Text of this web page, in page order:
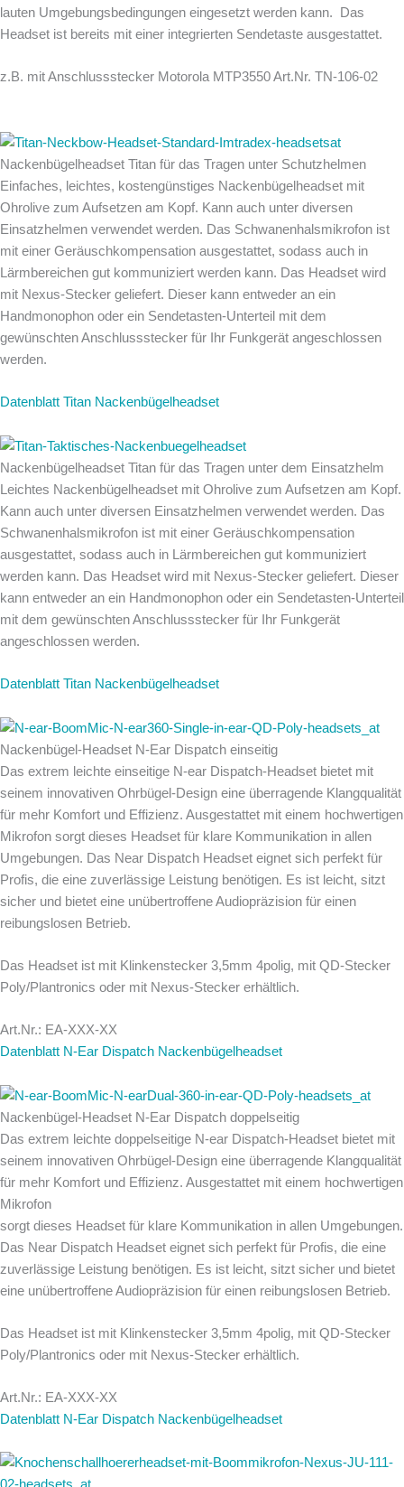
lauten Umgebungsbedingungen eingesetzt werden kann. Das
Headset ist bereits mit einer integrierten Sendetaste ausgestattet.
z.B. mit Anschlussstecker Motorola MTP3550 Art.Nr. TN-106-02
Nackenbügelheadset Titan für das Tragen unter Schutzhelmen
Einfaches, leichtes, kostengünstiges Nackenbügelheadset mit
Ohrolive zum Aufsetzen am Kopf. Kann auch unter diversen
Einsatzhelmen verwendet werden. Das Schwanenhalsmikrofon ist
mit einer Geräuschkompensation ausgestattet, sodass auch in
Lärmbereichen gut kommuniziert werden kann. Das Headset wird
mit Nexus-Stecker geliefert. Dieser kann entweder an ein
Handmonophon oder ein Sendetasten-Unterteil mit dem
gewünschten Anschlussstecker für Ihr Funkgerät angeschlossen
werden.
Datenblatt Titan Nackenbügelheadset
Nackenbügelheadset Titan für das Tragen unter dem Einsatzhelm
Leichtes Nackenbügelheadset mit Ohrolive zum Aufsetzen am Kopf.
Kann auch unter diversen Einsatzhelmen verwendet werden. Das
Schwanenhalsmikrofon ist mit einer Geräuschkompensation
ausgestattet, sodass auch in Lärmbereichen gut kommuniziert
werden kann. Das Headset wird mit Nexus-Stecker geliefert. Dieser
kann entweder an ein Handmonophon oder ein Sendetasten-Unterteil
mit dem gewünschten Anschlussstecker für Ihr Funkgerät
angeschlossen werden.
Datenblatt Titan Nackenbügelheadset
Nackenbügel-Headset N-Ear Dispatch einseitig
Das extrem leichte einseitige N-ear Dispatch-Headset bietet mit
seinem innovativen Ohrbügel-Design eine überragende Klangqualität
für mehr Komfort und Effizienz. Ausgestattet mit einem hochwertigen
Mikrofon sorgt dieses Headset für klare Kommunikation in allen
Umgebungen. Das Near Dispatch Headset eignet sich perfekt für
Profis, die eine zuverlässige Leistung benötigen. Es ist leicht, sitzt
sicher und bietet eine unübertroffene Audiopräzision für einen
reibungslosen Betrieb.
Das Headset ist mit Klinkenstecker 3,5mm 4polig, mit QD-Stecker
Poly/Plantronics oder mit Nexus-Stecker erhältlich.
Art.Nr.: EA-XXX-XX
Datenblatt N-Ear Dispatch Nackenbügelheadset
Nackenbügel-Headset N-Ear Dispatch doppelseitig
Das extrem leichte doppelseitige N-ear Dispatch-Headset bietet mit
seinem innovativen Ohrbügel-Design eine überragende Klangqualität
für mehr Komfort und Effizienz. Ausgestattet mit einem hochwertigen
Mikrofon
sorgt dieses Headset für klare Kommunikation in allen Umgebungen.
Das Near Dispatch Headset eignet sich perfekt für Profis, die eine
zuverlässige Leistung benötigen. Es ist leicht, sitzt sicher und bietet
eine unübertroffene Audiopräzision für einen reibungslosen Betrieb.
Das Headset ist mit Klinkenstecker 3,5mm 4polig, mit QD-Stecker
Poly/Plantronics oder mit Nexus-Stecker erhältlich.
Art.Nr.: EA-XXX-XX
Datenblatt N-Ear Dispatch Nackenbügelheadset